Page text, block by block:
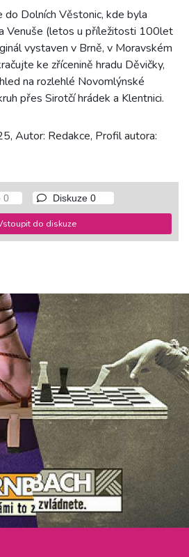
Dolních Věstonic, kde byla
Venuše (letos u příležitosti 100let
vystaven v Brně, v Moravském
ke zřícenině hradu Děvičky,
na rozlehlé Novomlýnské
přes Sirotčí hrádek a Klentnici.
Autor: Redakce, Profil autora:
Diskuze 0
do diskuze